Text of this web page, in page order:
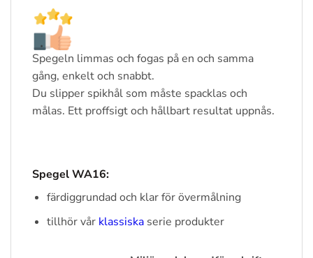
Spegeln limmas och fogas på en och samma
gång, enkelt och snabbt.
Du slipper spikhål som måste spacklas och
målas. Ett proffsigt och hållbart resultat uppnås.
Spegel WA16:
färdiggrundad och klar för övermålning
tillhör vår klassiskaserie produkter